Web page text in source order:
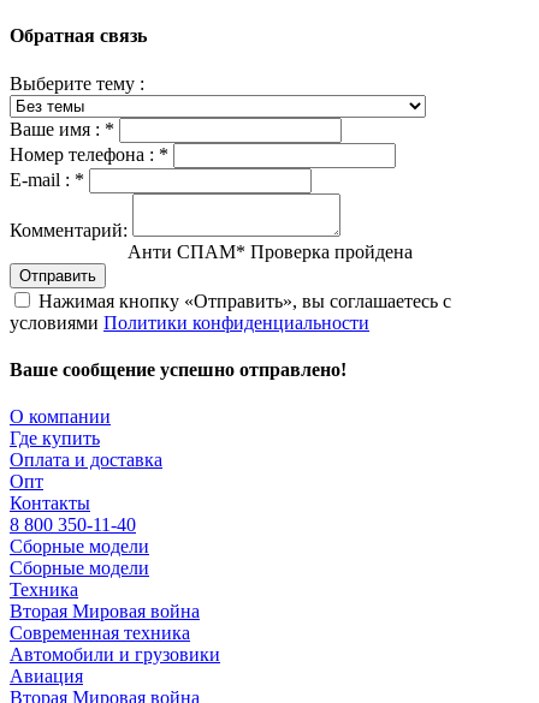
Обратная связь
Выберите тему :
Ваше имя : *
Номер телефона : *
E-mail : *
Комментарий:
Анти СПАМ* Проверка пройдена
Отправить
Нажимая кнопку «Отправить», вы соглашаетесь с
условиями Политики конфиденциальности
Ваше сообщение успешно отправлено!
О компании
Где купить
Оплата и доставка
Опт
Контакты
8 800 350-11-40
Сборные модели
Сборные модели
Техника
Вторая Мировая война
Современная техника
Автомобили и грузовики
Авиация
Вторая Мировая война